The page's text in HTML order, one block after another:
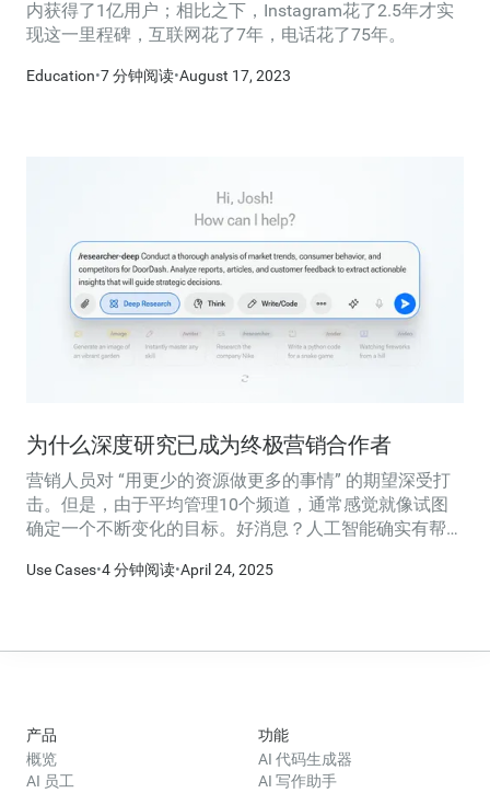
内获得了1亿用户；相比之下，Instagram花了2.5年才实
现这一里程碑，互联网花了7年，电话花了75年。
Education•7 分钟阅读•August 17, 2023
为什么深度研究已成为终极营销合作者
营销人员对 “用更少的资源做更多的事情” 的期望深受打
击。但是，由于平均管理10个频道，通常感觉就像试图
确定一个不断变化的目标。好消息？人工智能确实有帮
Use Cases•4 分钟阅读•April 24, 2025
产品
概览
AI 员工
功能
AI 代码生成器
AI 写作助手